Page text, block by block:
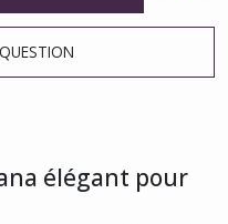
élégant pour